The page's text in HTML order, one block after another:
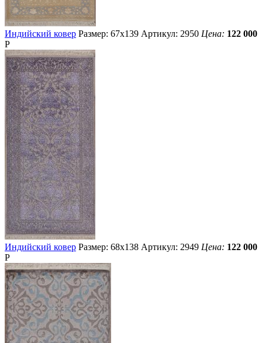
Индийский ковер Размер: 67х139 Артикул: 2950 Цена: 122 000
Р
Индийский ковер Размер: 68х138 Артикул: 2949 Цена: 122 000
Р